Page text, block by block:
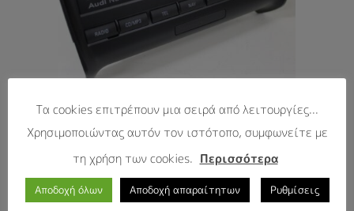
Audi Navigation (BNS 5.0) AUDI
TT 8J
Τα cookies επιτρέπουν μια σειρά από λειτουργίες...
Χρησιμοποιώντας αυτόν τον ιστότοπο, συμφωνείτε με
τη χρήση των cookies. Περισσότερα
Αποδοχή όλων Αποδοχή απαραίτητων Ρυθμίσεις